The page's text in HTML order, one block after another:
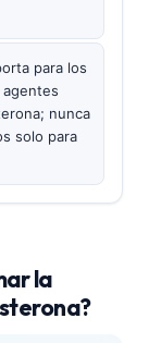
para los
nunca
solo para
la